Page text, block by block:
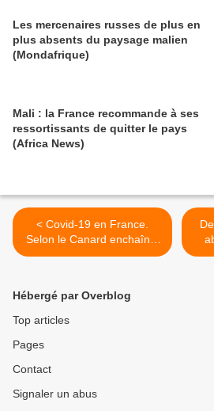
Les mercenaires russes de plus en
plus absents du paysage malien
(Mondafrique)
Mali : la France recommande à ses
ressortissants de quitter le pays
(Africa News)
< Covid-19 en France.
Selon le Canard enchaîné,
"à force d'insister sur la
nous ont fermé leur porte"
Hébergé par Overblog
Top articles
Pages
Contact
Signaler un abus